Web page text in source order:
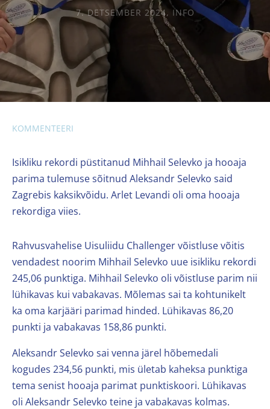
7. DETSEMBER 2024, INFO
KOMMENTEERI
Isikliku rekordi püstitanud Mihhail Selevko ja hooaja
parima tulemuse sõitnud Aleksandr Selevko said
Zagrebis kaksikvõidu. Arlet Levandi oli oma hooaja
rekordiga viies.
Rahvusvahelise Uisuliidu Challenger võistluse võitis
vendadest noorim Mihhail Selevko uue isikliku rekordi
245,06 punktiga. Mihhail Selevko oli võistluse parim nii
lühikavas kui vabakavas. Mõlemas sai ta kohtunikelt
ka oma karjääri parimad hinded. Lühikavas 86,20
punkti ja vabakavas 158,86 punkti.
Aleksandr Selevko sai venna järel hõbemedali
kogudes 234,56 punkti, mis ületab kaheksa punktiga
tema senist hooaja parimat punktiskoori. Lühikavas
oli Aleksandr Selevko teine ja vabakavas kolmas.